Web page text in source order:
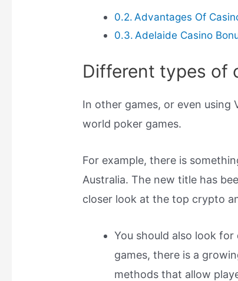
Advantages Of
Adelaide Casino
Different types of
In other games, or even using
world poker games.
For example, there is
Australia. The new title has
closer look at the top crypto
You should also look
games, there is a
methods that allow